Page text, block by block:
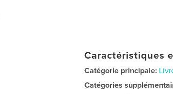
Caractéristiques
Catégorie principale:
Catégories